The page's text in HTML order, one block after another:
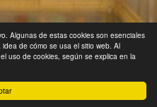
Algunas de estas cookies son esenciales
de cómo se usa el sitio web. Al
uso de cookies, según se explica en la